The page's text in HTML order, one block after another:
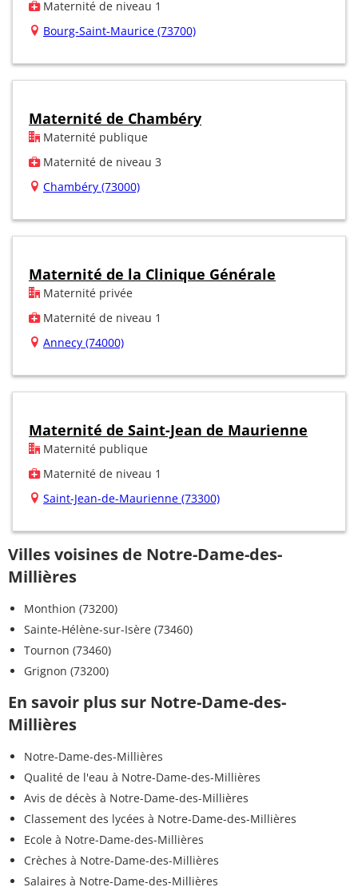
Maternité de niveau 1
Bourg-Saint-Maurice (73700)
Maternité de Chambéry
Maternité publique
Maternité de niveau 3
Chambéry (73000)
Maternité de la Clinique Générale
Maternité privée
Maternité de niveau 1
Annecy (74000)
Maternité de Saint-Jean de Maurienne
Maternité publique
Maternité de niveau 1
Saint-Jean-de-Maurienne (73300)
Villes voisines de Notre-Dame-des-
Millières
Monthion (73200)
Sainte-Hélène-sur-Isère (73460)
Tournon (73460)
Grignon (73200)
En savoir plus sur Notre-Dame-des-
Millières
Notre-Dame-des-Millières
Qualité de l'eau à Notre-Dame-des-Millières
Avis de décès à Notre-Dame-des-Millières
Classement des lycées à Notre-Dame-des-Millières
Ecole à Notre-Dame-des-Millières
Crèches à Notre-Dame-des-Millières
Salaires à Notre-Dame-des-Millières